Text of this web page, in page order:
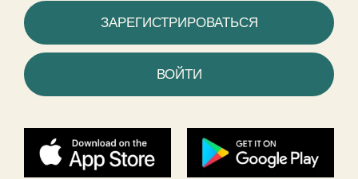
ЗАРЕГИСТРИРОВАТЬСЯ
ВОЙТИ